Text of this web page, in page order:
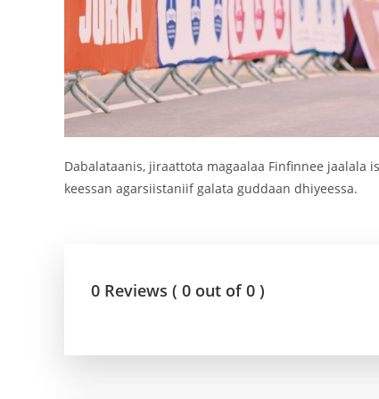
Dabalataanis, jiraattota magaalaa Finfinnee
keessan agarsiistaniif galata guddaan dhiyeessa.
0 Reviews ( 0 out of 0 )